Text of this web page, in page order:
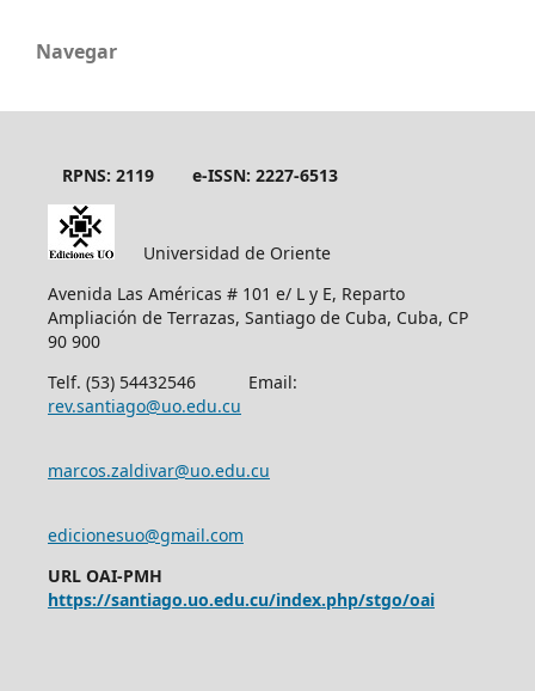
Navegar
RPNS: 2119 e-ISSN: 2227-6513
Universidad de Oriente
Avenida Las Américas # 101 e/ L y E, Reparto
Ampliación de Terrazas, Santiago de Cuba, Cuba, CP
90 900
Telf. (53) 54432546 Email:
rev.santiago@uo.edu.cu
marcos.zaldivar@uo.edu.cu
edicionesuo@gmail.com
URL OAI-PMH
https://santiago.uo.edu.cu/index.php/stgo/oai